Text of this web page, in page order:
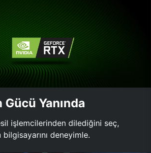
Yanında
işlemcilerinden dilediğini seç,
deneyimle.